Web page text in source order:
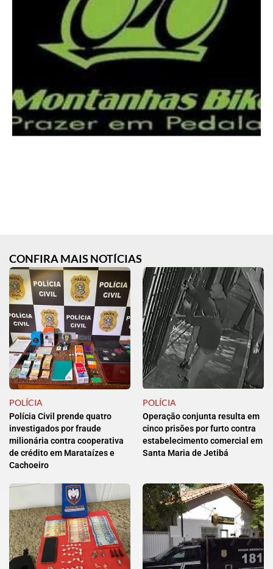
CONFIRA MAIS NOTÍCIAS
POLÍCIA
Polícia Civil prende quatro
investigados por fraude
milionária contra cooperativa
de crédito em Marataízes e
Cachoeiro
POLÍCIA
Operação conjunta resulta em
cinco prisões por furto contra
estabelecimento comercial em
Santa Maria de Jetibá